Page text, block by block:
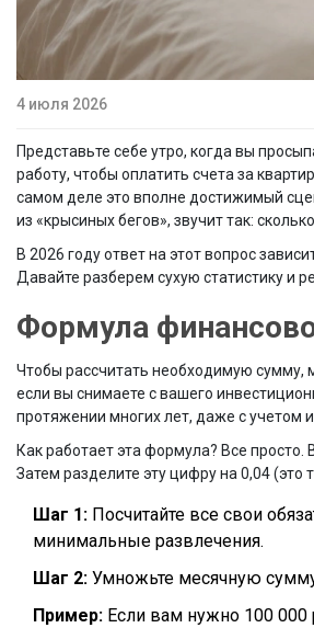
4 июля 2026
Представьте себе утро, когда вы
работу, чтобы оплатить счета за
самом деле это вполне достижимый
из «крысиных бегов», звучит так:
В 2026 году ответ на этот вопрос
Давайте разберем сухую статистику и
Формула
Чтобы рассчитать необходимую сумму,
если вы снимаете с вашего
протяжении многих лет, даже с учетом
Как работает эта формула? Все
Затем разделите эту цифру на 0,04
Шаг 1: Посчитайте все свои
минимальные развлечения.
Шаг 2: Умножьте месячную
Пример: Если вам нужно 100 000